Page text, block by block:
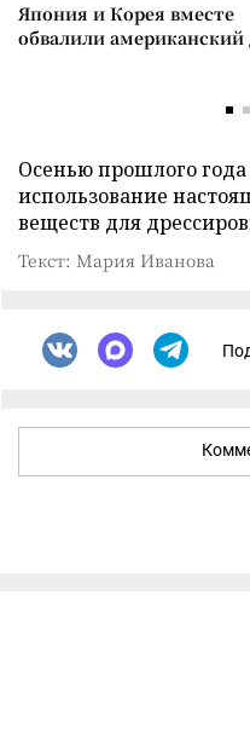
Япония и Корея вместе
обвалили американский
Осенью прошлого
использование
веществ для
Текст: Мария Иванова